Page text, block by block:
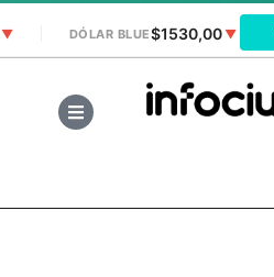
▼ DÓLAR BLUE$1530,00▼